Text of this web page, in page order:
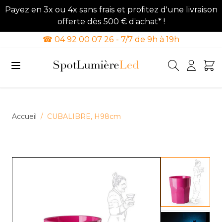
Payez en 3x ou 4x sans frais et profitez d'une livraison
offerte dès 500 € d’achat* !
☎ 04 92 00 07 26 - 7/7 de 9h à 19h
Accueil / CUBALIBRE, H98cm
View
View